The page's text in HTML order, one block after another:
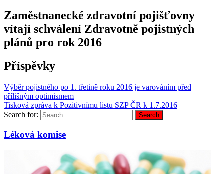
Zaměstnanecké zdravotní pojišťovny
vítají schválení Zdravotně pojistných
plánů pro rok 2016
Příspěvky
Výběr pojistného po 1. třetině roku 2016 je varováním před
přílišným optimismem
Tisková zpráva k Pozitivnímu listu SZP ČR k 1.7.2016
Search for:
Search
Léková komise